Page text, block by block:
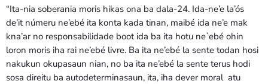
“Ita-nia soberania moris hikas ona ba dala-24. Ida-ne’e la’ós
de’it númeru ne’ebé ita konta kada tinan, maibé ida ne’e mak
kna’ar no responsabilidade boot ida ba ita hotu neʼebé ohin
loron moris iha rai ne’ebé livre. Ba ita ne’ebé la sente todan hosi
nakukun okupasaun nian, no ba ita ne’ebé la sente terus hodi
sosa direitu ba autodeterminasaun, ita, iha dever moral atu